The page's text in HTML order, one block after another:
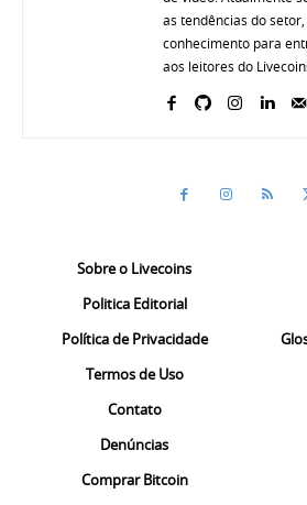
as tendências do
conhecimento para
aos leitores do
Sobre o Livecoins
Politica Editorial
Política de Privacidade
Termos de Uso
Contato
Denúncias
Comprar Bitcoin